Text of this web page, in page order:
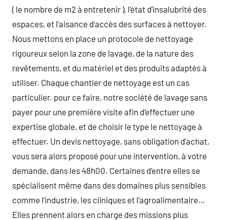
( le nombre de m2 à entretenir ), l’état d’insalubrité des
espaces, et l’aisance d’accès des surfaces à nettoyer.
Nous mettons en place un protocole de nettoyage
rigoureux selon la zone de lavage, de la nature des
revêtements, et du matériel et des produits adaptés à
utiliser. Chaque chantier de nettoyage est un cas
particulier. pour ce faire, notre société de lavage sans
payer pour une première visite afin d’effectuer une
expertise globale, et de choisir le type le nettoyage à
effectuer. Un devis nettoyage, sans obligation d’achat,
vous sera alors proposé pour une intervention, à votre
demande, dans les 48h00. Certaines d’entre elles se
spécialisent même dans des domaines plus sensibles
comme l’industrie, les cliniques et l’agroalimentaire…
Elles prennent alors en charge des missions plus